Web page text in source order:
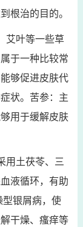
根治的目的。
艾叶等一些草
于一种比较常
够促进皮肤代
状。苦参：主
用于缓解皮肤
用土茯苓、三
液循环，有助
型银屑病，使
干燥、瘙痒等